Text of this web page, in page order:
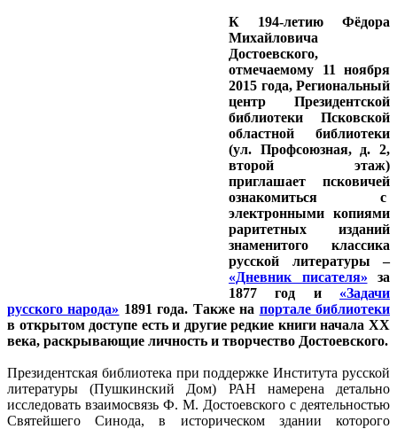
К 194-летию Фёдора
Михайловича
Достоевского,
отмечаемому 11 ноября
2015 года, Региональный
центр Президентской
библиотеки Псковской
областной библиотеки
(ул. Профсоюзная, д. 2,
второй этаж)
приглашает псковичей
ознакомиться с
электронными копиями
раритетных изданий
знаменитого классика
русской литературы –
«Дневник писателя» за
1877 год и «Задачи
русского народа» 1891 года. Также на портале библиотеки
в открытом доступе есть и другие редкие книги начала XX
века, раскрывающие личность и творчество Достоевского.
Президентская библиотека при поддержке Института русской
литературы (Пушкинский Дом) РАН намерена детально
исследовать взаимосвязь Ф. М. Достоевского с деятельностью
Святейшего Синода, в историческом здании которого